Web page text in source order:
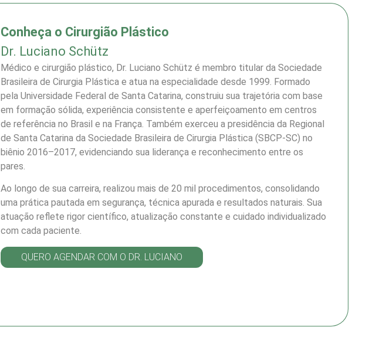
Conheça o Cirurgião Plástico
Dr. Luciano Schütz
Médico e cirurgião plástico, Dr. Luciano Schütz é membro titular da Sociedade
Brasileira de Cirurgia Plástica e atua na especialidade desde 1999. Formado
pela Universidade Federal de Santa Catarina, construiu sua trajetória com base
em formação sólida, experiência consistente e aperfeiçoamento em centros
de referência no Brasil e na França. Também exerceu a presidência da Regional
de Santa Catarina da Sociedade Brasileira de Cirurgia Plástica (SBCP-SC) no
biênio 2016–2017, evidenciando sua liderança e reconhecimento entre os
pares.
Ao longo de sua carreira, realizou mais de 20 mil procedimentos, consolidando
uma prática pautada em segurança, técnica apurada e resultados naturais. Sua
atuação reflete rigor científico, atualização constante e cuidado individualizado
com cada paciente.
QUERO AGENDAR COM O DR. LUCIANO